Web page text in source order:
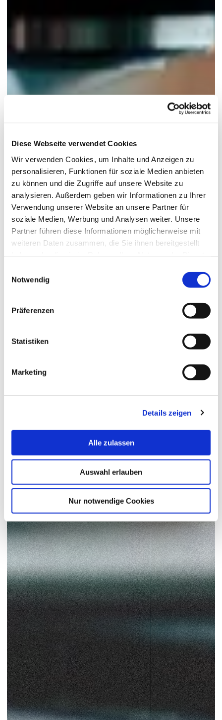
Diese Webseite verwendet Cookies
Wir verwenden Cookies, um Inhalte und Anzeigen zu
personalisieren, Funktionen für soziale Medien anbieten
zu können und die Zugriffe auf unsere Website zu
analysieren. Außerdem geben wir Informationen zu Ihrer
Verwendung unserer Website an unsere Partner für
soziale Medien, Werbung und Analysen weiter. Unsere
Partner führen diese Informationen möglicherweise mit
weiteren Daten zusammen, die Sie ihnen bereitgestellt
Notwendig
Präferenzen
Statistiken
Marketing
Details zeigen
Alle zulassen
Auswahl erlauben
Nur notwendige Cookies